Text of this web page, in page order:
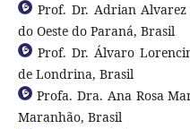
Prof. Dr. Adrian Alvarez
do Oeste do Paraná, Brasil
Prof. Dr. Álvaro
de Londrina, Brasil
Profa. Dra. Ana Rosa
Maranhão, Brasil